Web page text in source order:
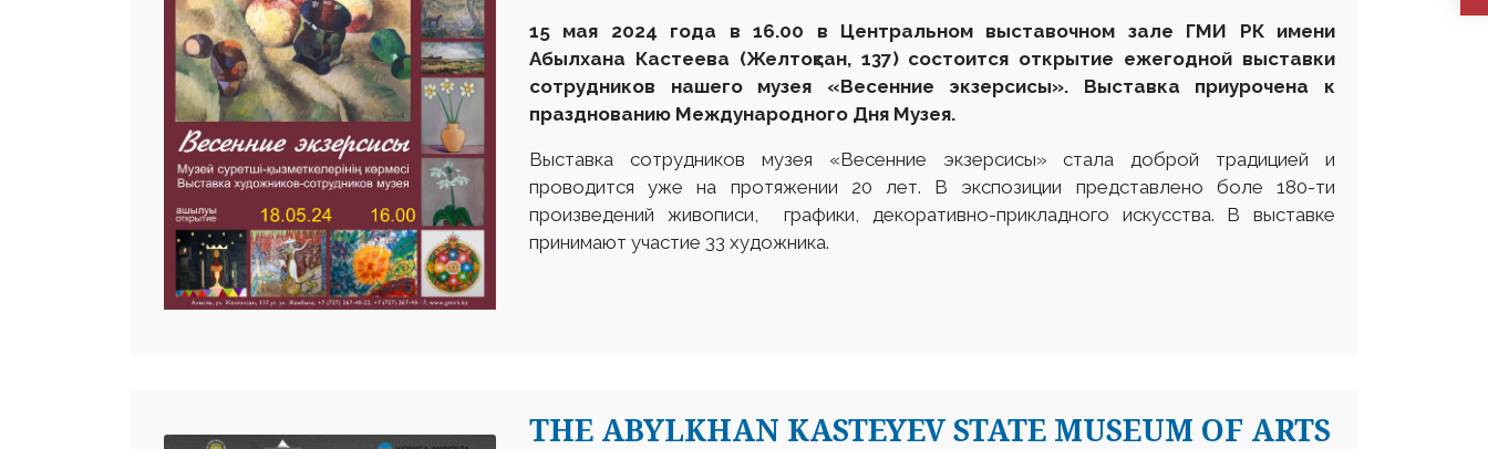
15 мая 2024 года в 16.00 в Центральном выставочном зале ГМИ РК имени
Абылхана Кастеева (Желтоқсан, 137) состоится открытие ежегодной выставки
сотрудников нашего музея «Весенние экзерсисы». Выставка приурочена к
празднованию Международного Дня Музея.
Выставка сотрудников музея «Весенние экзерсисы» стала доброй традицией и
проводится уже на протяжении 20 лет. В экспозиции представлено боле 180-ти
произведений живописи, графики, декоративно-прикладного искусства. В выставке
принимают участие 33 художника.
THE ABYLKHAN KASTEYEV STATE MUSEUM OF ARTS